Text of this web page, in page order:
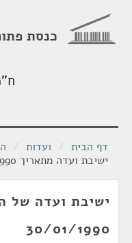
כנסת
דף הבית / ועדות /
ישיבת ועדה מתאריך 30/01/1990
30/01/1990